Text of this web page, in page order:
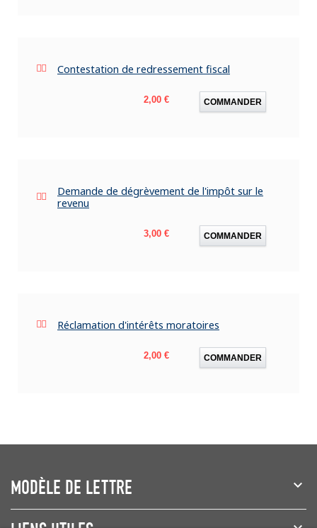
Contestation de redressement fiscal
Prix
2,00 € COMMANDER
Demande de dégrèvement de l'impôt sur le
revenu
Prix
3,00 € COMMANDER
Réclamation d'intérêts moratoires
Prix
2,00 € COMMANDER
MODÈLE DE LETTRE